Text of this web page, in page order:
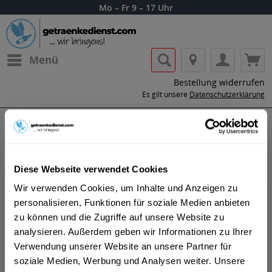
Diese Webseite verwendet Cookies
Wir verwenden Cookies, um Inhalte und Anzeigen zu
personalisieren, Funktionen für soziale Medien anbieten
zu können und die Zugriffe auf unsere Website zu
analysieren. Außerdem geben wir Informationen zu Ihrer
Verwendung unserer Website an unsere Partner für
soziale Medien, Werbung und Analysen weiter. Unsere
Mo – Fr 9 – 17 Uhr
Menü
Bestellung widerrufen
Es gilt unsere Datenschutzerklärung
Lass dir die Getränke von Royal Oporto
nach Hause oder ins Büro liefern.